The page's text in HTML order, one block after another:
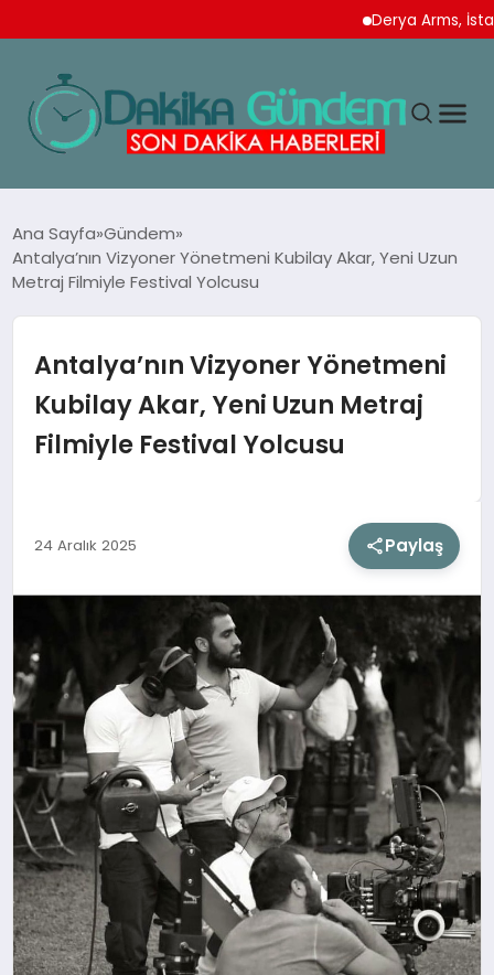
Derya Arms, İstanbul
TEKNOLOJI
SPOR
YAŞAM
SIYASET
DÜNYA
EĞITIM
Ana Sayfa Gündem
Antalya’nın Vizyoner Yönetmeni Kubilay Akar, Yeni Uzun
Metraj Filmiyle Festival Yolcusu
Antalya’nın Vizyoner Yönetmeni
Kubilay Akar, Yeni Uzun Metraj
Filmiyle Festival Yolcusu
24 Aralık 2025 Paylaş